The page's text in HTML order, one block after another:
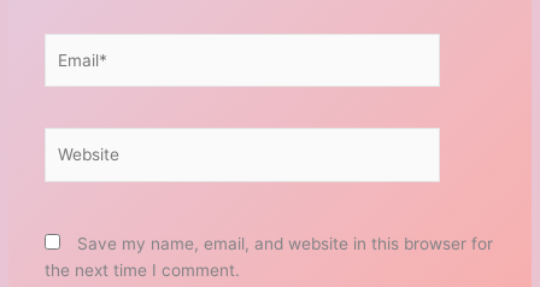
Save my name, email, and website in this browser for
the next time I comment.